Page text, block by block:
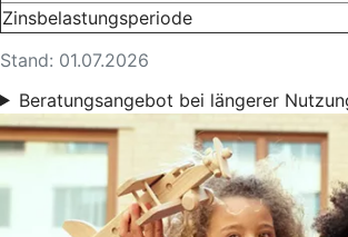
Stand: 01.07.2026
Zinsbelastungsperiode
Beratungsangebot bei längerer